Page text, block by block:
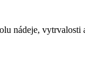
nádeje,